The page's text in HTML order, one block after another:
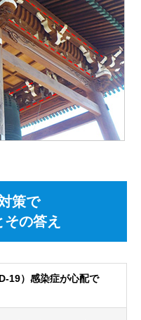
策で
の答え
19）感染症が心配で